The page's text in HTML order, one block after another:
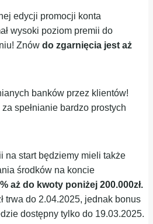
edycji promocji konta
wysoki poziom premii do
Znówdo zgarnięcia jest aż
banków przez klientów!
spełnianie bardzo prostych
na start będziemy mieli także
środków na koncie
aż do kwoty poniżej 200.000zł.
trwa do 2.04.2025, jednak bonus
dostępny tylko do 19.03.2025.